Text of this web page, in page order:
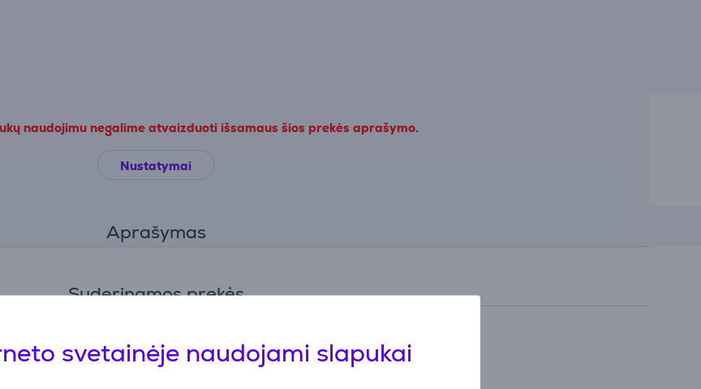
svetainėje naudojami slapukai
naudojimu negalime atvaizduoti išsamaus šios prekės aprašymo.
Nustatymai
Aprašymas
Suderinamos prekės